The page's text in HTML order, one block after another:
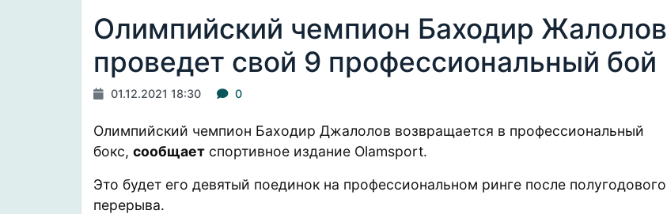
Олимпийский чемпион Баходир Жалолов
проведет свой 9 профессиональный бой
01.12.2021 18:30 0
Олимпийский чемпион Баходир Джалолов возвращается в профессиональный
бокс, сообщает спортивное издание Olamsport.
Это будет его девятый поединок на профессиональном ринге после полугодового
перерыва.